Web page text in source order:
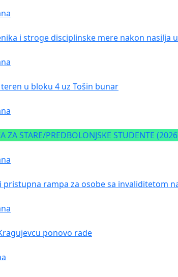
i stroge disciplinske mere nakon nasilja
u bloku 4 uz Tošin bunar
ZA STARE/PREDBOLONJSKE STUDENTE
pristupna rampa za osobe sa invaliditetom
ponovo rade